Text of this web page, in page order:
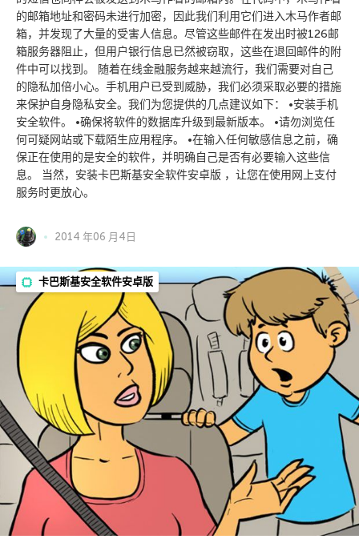
的邮箱地址和密码未进行加密，因此我们利用它们进入木马作者邮
箱，并发现了大量的受害人信息。尽管这些邮件在发出时被126邮
箱服务器阻止，但用户银行信息已然被窃取，这些在退回邮件的附
件中可以找到。 随着在线金融服务越来越流行，我们需要对自己
的隐私加倍小心。手机用户已受到威胁，我们必须采取必要的措施
来保护自身隐私安全。我们为您提供的几点建议如下： •安装手机
安全软件。 •确保将软件的数据库升级到最新版本。 •请勿浏览任
何可疑网站或下载陌生应用程序。 •在输入任何敏感信息之前，确
保正在使用的是安全的软件，并明确自己是否有必要输入这些信
息。 当然，安装卡巴斯基安全软件安卓版 ，让您在使用网上支付
服务时更放心。
2014 年06 月4日
卡巴斯基安全软件安卓版